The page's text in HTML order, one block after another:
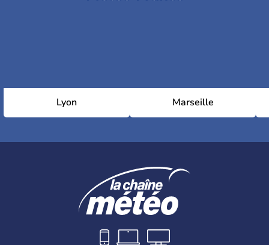
Lyon Marseille